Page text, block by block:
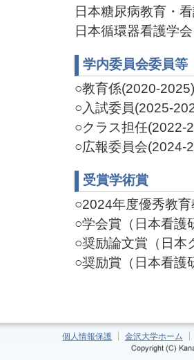
日本糖尿病教育・
日本循環器看護学会
学内委員会委員等
○教育係(2020-2025)
○入試委員(2025-
○クラス担任(2022-
○広報委員会(2024-
受賞学術賞
○2024年度優秀教
○学会賞（日本看護
○奨励論文賞（日本
○奨励賞（日本看護
個人情報保護 金沢大学ホーム